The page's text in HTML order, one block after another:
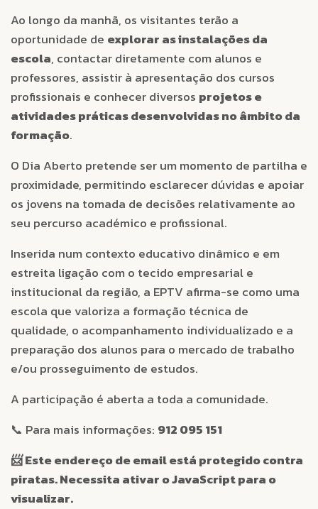
Ao longo da manhã, os visitantes terão a
oportunidade de explorar as instalações da
escola, contactar diretamente com alunos e
professores, assistir à apresentação dos cursos
profissionais e conhecer diversos projetos e
atividades práticas desenvolvidas no âmbito da
formação.
O Dia Aberto pretende ser um momento de partilha e
proximidade, permitindo esclarecer dúvidas e apoiar
os jovens na tomada de decisões relativamente ao
seu percurso académico e profissional.
Inserida num contexto educativo dinâmico e em
estreita ligação com o tecido empresarial e
institucional da região, a EPTV afirma-se como uma
escola que valoriza a formação técnica de
qualidade, o acompanhamento individualizado e a
preparação dos alunos para o mercado de trabalho
e/ou prosseguimento de estudos.
A participação é aberta a toda a comunidade.
📞 Para mais informações: 912 095 151
📨Este endereço de email está protegido contra
piratas. Necessita ativar o JavaScript para o
visualizar.